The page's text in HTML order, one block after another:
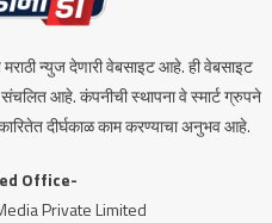
न्युज देणारी वेबसाइट आहे. ही वेबसाइट
संचलित आहे. कंपनीची स्थापना वे स्मार्ट ग्रुपने
दीर्घकाळ काम करण्याचा अनुभव आहे.
Office-
Private Limited